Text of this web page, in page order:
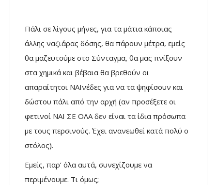
Πάλι σε λίγους μήνες, για τα μάτια κάποιας
άλλης ναζιάρας δόσης, θα πάρουν μέτρα, εμείς
θα μαζευτούμε στο Σύνταγμα, θα μας πνίξουν
στα χημικά και βέβαια θα βρεθούν οι
απαραίτητοι ΝΑΙνέδες για να τα ψηφίσουν και
δώστου πάλι από την αρχή (αν προσέξετε οι
φετινοί ΝΑΙ ΣΕ ΟΛΑ δεν είναι τα ίδια πρόσωπα
με τους περσινούς. Έχει ανανεωθεί κατά πολύ ο
στόλος).
Εμείς, παρ’ όλα αυτά, συνεχίζουμε να
περιμένουμε. Τι όμως;